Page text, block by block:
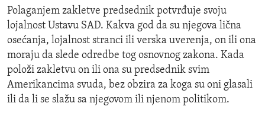
Polaganjem zakletve predsednik potvrđuje svoju
lojalnost Ustavu SAD. Kakva god da su njegova lična
osećanja, lojalnost stranci ili verska uverenja, on ili ona
moraju da slede odredbe tog osnovnog zakona. Kada
položi zakletvu on ili ona su predsednik svim
Amerikancima svuda, bez obzira za koga su oni glasali
ili da li se slažu sa njegovom ili njenom politikom.